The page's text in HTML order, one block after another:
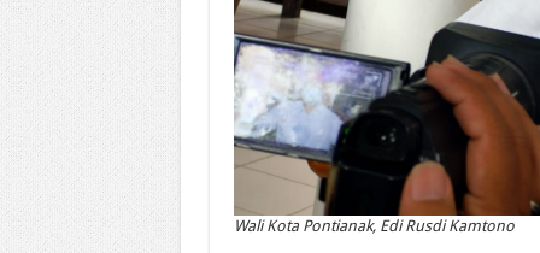
Wali Kota Pontianak, Edi Rusdi Kamtono